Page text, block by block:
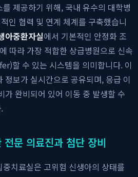
제공하기 위해, 국내 유수의 대학병
인 협력 및 연계 체계를 구축했습니
아중환자실에서 기본적인 안정화 조
따라 가장 적합한 상급병원으로 신속
할 수 있는 시스템을 의미합니다. 이
정보가 실시간으로 공유되며, 응급 이
가 완비되어 있어 이동 중 발생할 수
문 의료진과 첨단 장비
치료실은 고위험 신생아의 상태를